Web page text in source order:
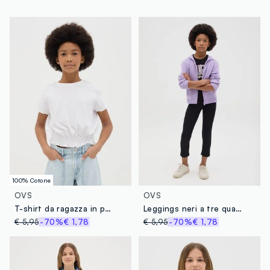
Fornitore di prodotto finito
RATUL FABRICS LIMITED
MADE IN BANGLADESH
100% Cotone
OVS
T-shirt da ragazza in puro cotone bianca regular fit
€ 5,95-70%€ 1,78
OVS
Leggings neri a tre quarti stretch
€ 5,95-70%€ 1,78